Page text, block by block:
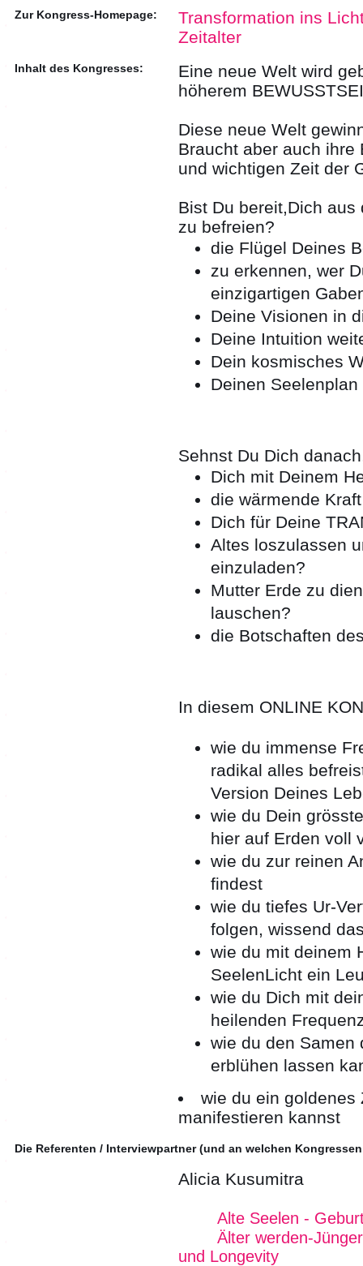
Zur Kongress-Homepage:
Transformation ins
Zeitalter
Inhalt des Kongresses:
Eine neue Welt wird
höherem
Diese neue Welt
Braucht aber auch
und wichtigen Zeit der
Bist Du bereit,Dich
zu befreien?
die Flügel Deines
zu erkennen, wer
einzigartigen
Deine Visionen in
Deine Intuition
Dein kosmisches
Deinen
Sehnst Du Dich
Dich mit Deinem
die wärmende
Dich für Deine
Altes loszulassen
einzuladen?
Mutter Erde zu
lauschen?
die Botschaften
In diesem ONLINE
wie du immense
radikal alles
Version Deines
wie du Dein
hier auf Erden voll
wie du zur reinen
findest
wie du tiefes Ur-
folgen, wissend
wie du mit deinem
SeelenLicht ein
wie du Dich mit
heilenden
wie du den Samen
erblühen lassen
wie du ein goldenes
manifestieren kannst
Die Referenten / Interviewpartner (und an welchen
Alicia Kusumitra
Alte Seelen -
Älter werden-
und Longevity